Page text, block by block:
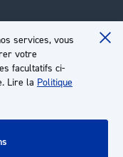
services, vous
votre
facultatifs ci-
Lire la Politique